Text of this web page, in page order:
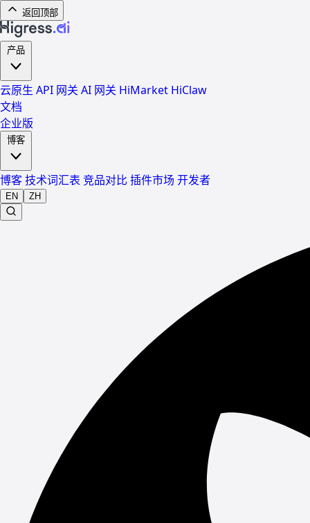
返回顶部
云原生 API 网关 AI 网关 HiMarket HiClaw
文档
企业版
博客技术词汇表 竞品对比 插件市场 开发者
EN ZH